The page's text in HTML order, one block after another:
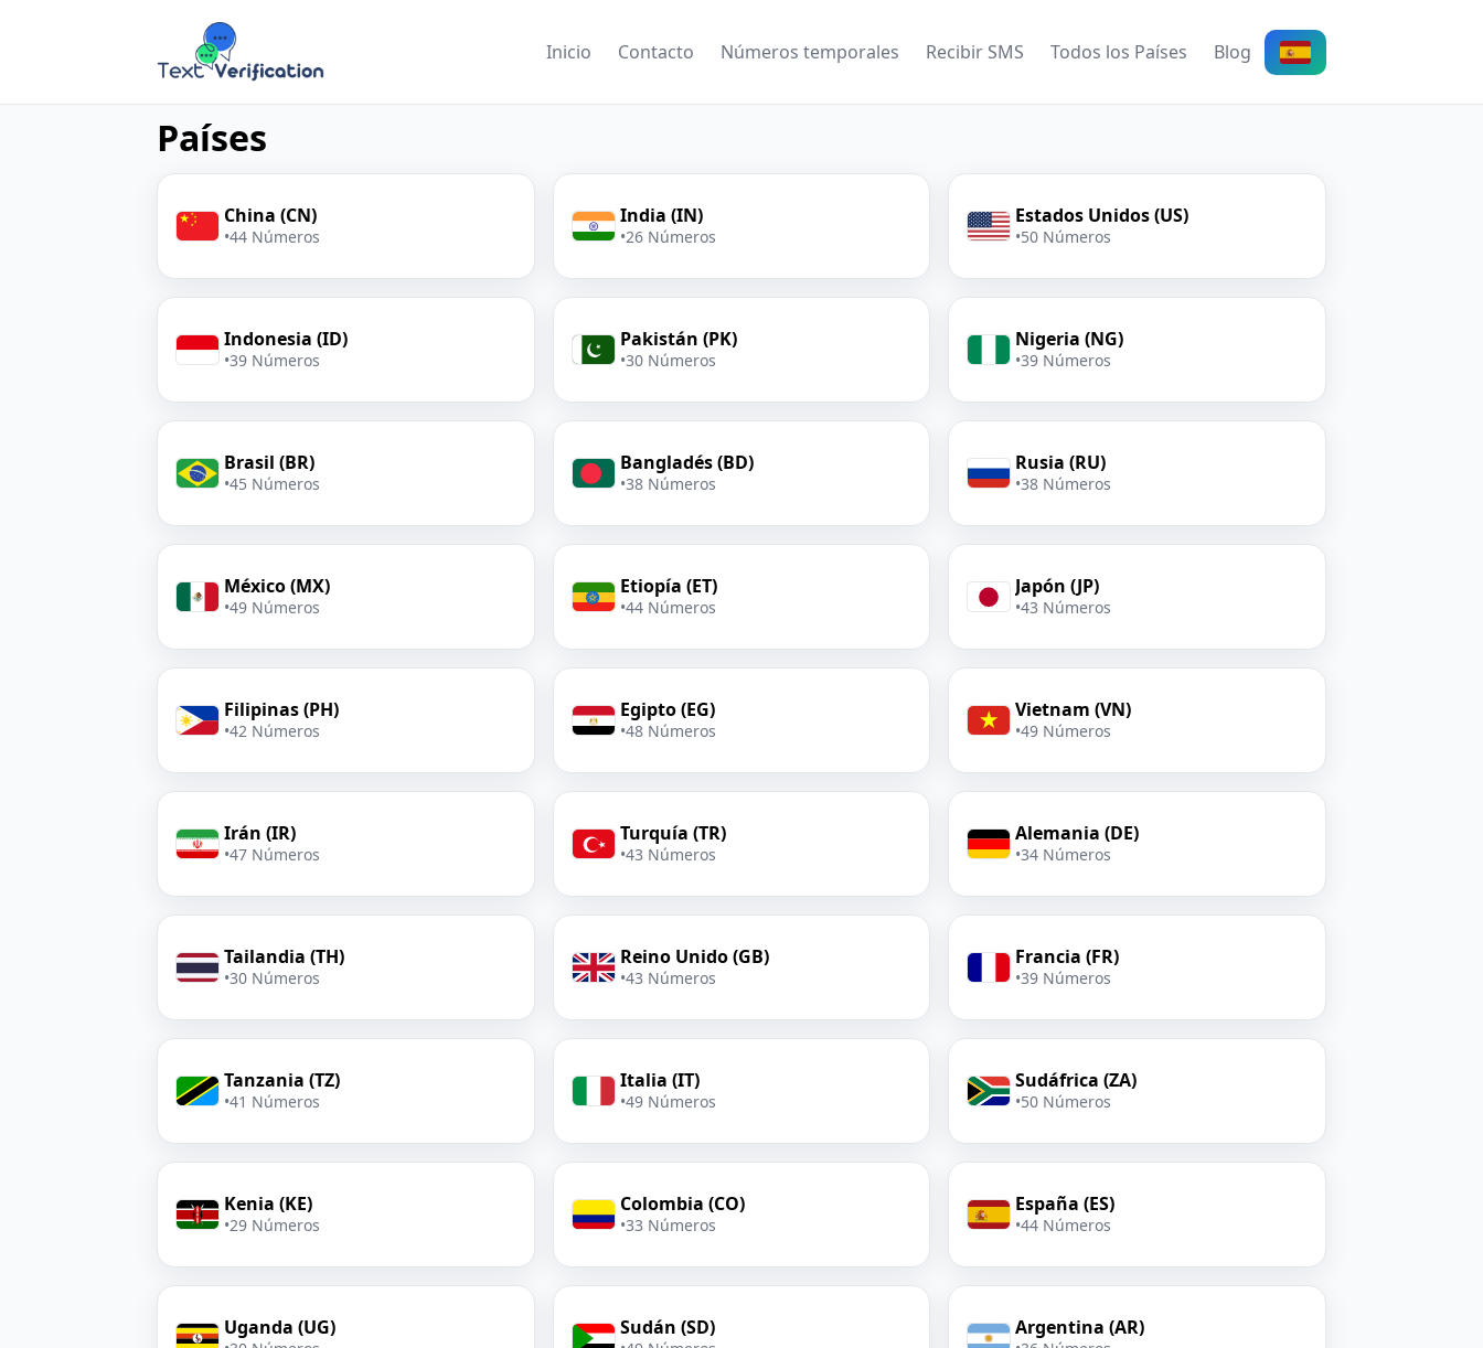
Inicio Contacto Números temporales Recibir SMS Todos los Países Blog
Países
China (CN)
•44 Números
India (IN)
•26 Números
Estados Unidos (US)
•50 Números
Indonesia (ID)
•39 Números
Pakistán (PK)
•30 Números
Nigeria (NG)
•39 Números
Brasil (BR)
•45 Números
Bangladés (BD)
•38 Números
Rusia (RU)
•38 Números
México (MX)
•49 Números
Etiopía (ET)
•44 Números
Japón (JP)
•43 Números
Filipinas (PH)
•42 Números
Egipto (EG)
•48 Números
Vietnam (VN)
•49 Números
Irán (IR)
•47 Números
Turquía (TR)
•43 Números
Alemania (DE)
•34 Números
Tailandia (TH)
•30 Números
Reino Unido (GB)
•43 Números
Francia (FR)
•39 Números
Tanzania (TZ)
•41 Números
Italia (IT)
•49 Números
Sudáfrica (ZA)
•50 Números
Kenia (KE)
•29 Números
Colombia (CO)
•33 Números
España (ES)
•44 Números
Uganda (UG) Sudán (SD) Argentina (AR)